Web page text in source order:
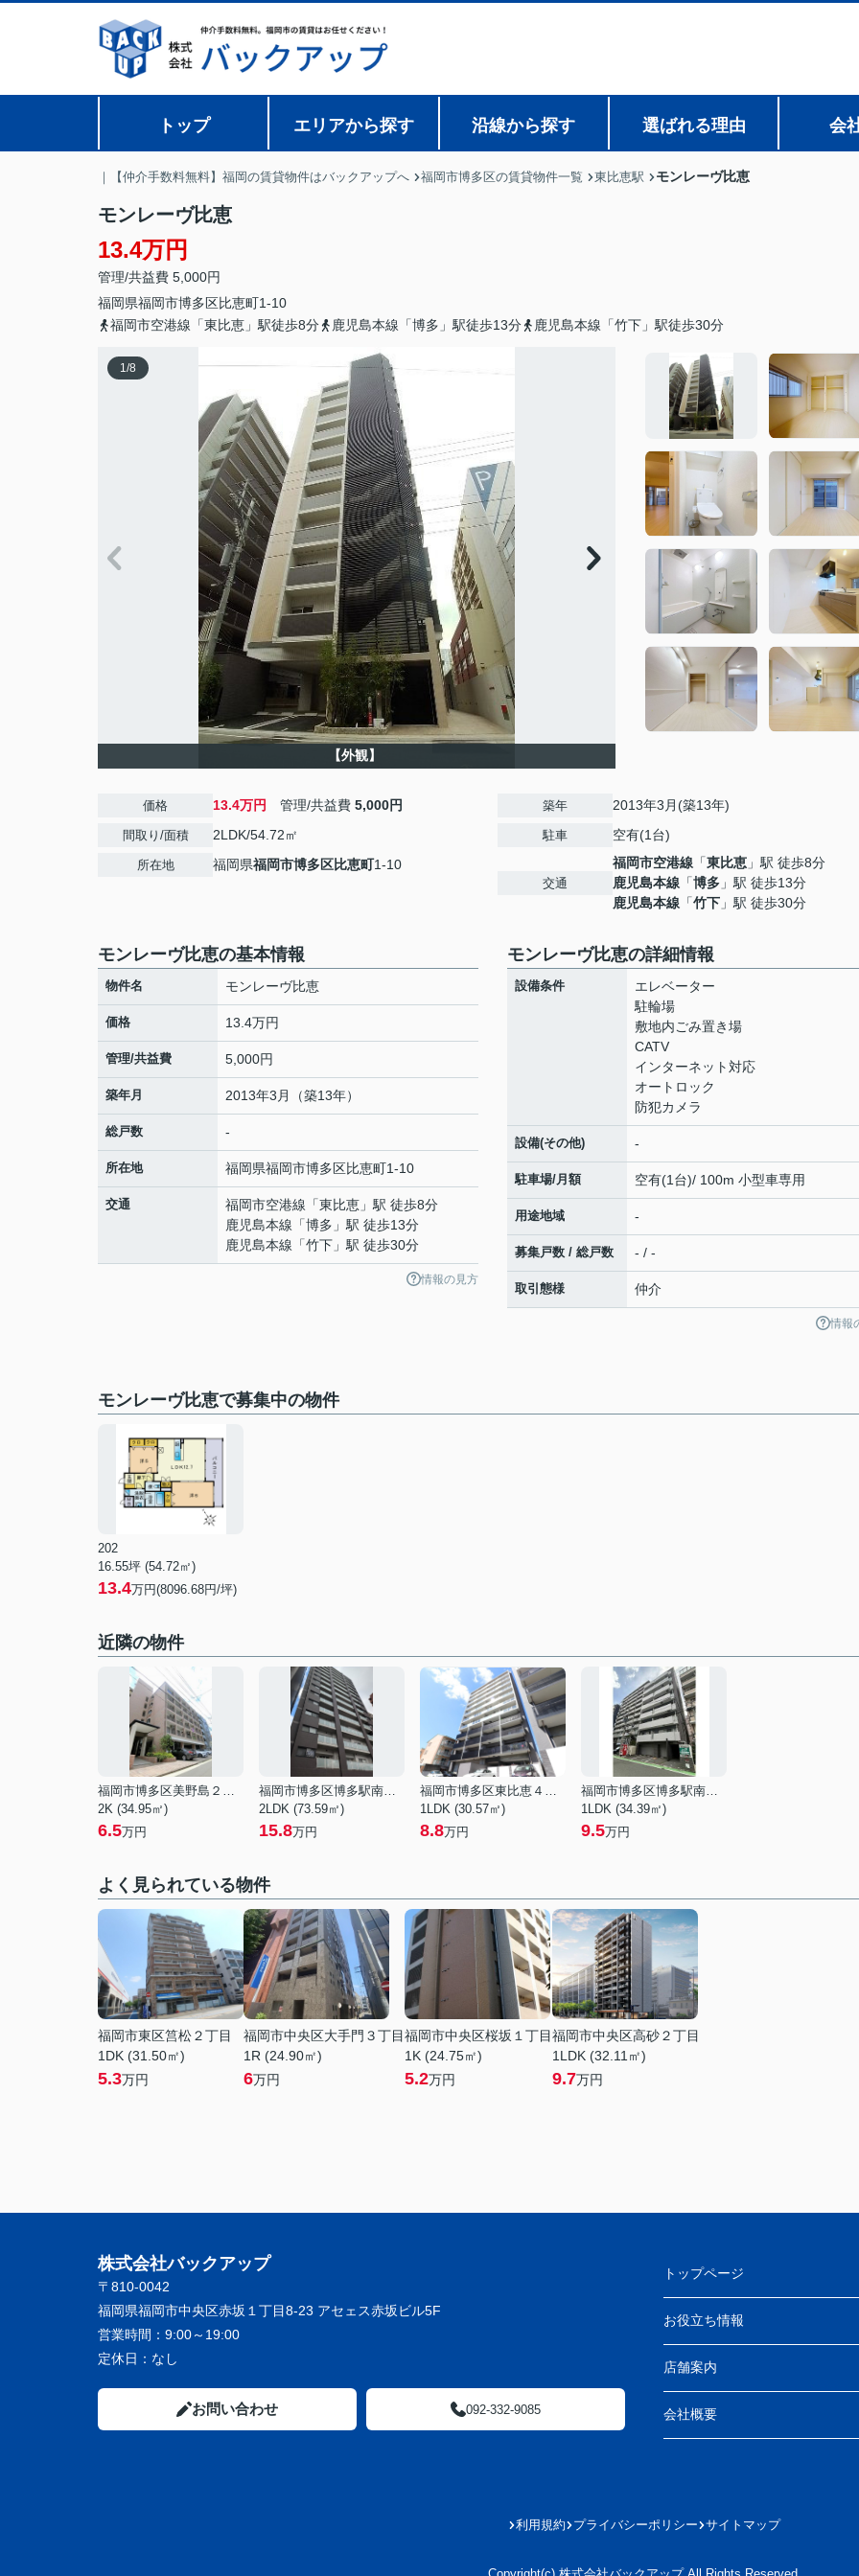
トップ エリアから探す 沿線から探す 選ばれる理由 会
｜【仲介手数料無料】福岡の賃貸物件はバックアップへ 福岡市博多区の賃貸物件一覧 東比恵駅 モンレーヴ比恵
モンレーヴ比恵
13.4万円
管理/共益費 5,000円
福岡県福岡市博多区比恵町1-10
福岡市空港線「東比恵」駅徒歩8分
鹿児島本線「博多」駅徒歩13分 鹿児島本線「竹下」駅徒歩30分
1/8
【外観】
価格 13.4万円 管理/共益費 5,000円
間取り/面積 2LDK/54.72㎡
所在地 福岡県福岡市博多区比恵町1-10
築年 2013年3月(築13年)
駐車 空有(1台)
交通
福岡市空港線 「東比恵 」駅 徒歩8分
鹿児島本線 「博多 」駅 徒歩13分
鹿児島本線 「竹下 」駅 徒歩30分
モンレーヴ比恵の基本情報
物件名 モンレーヴ比恵
価格 13.4万円
管理/共益費 5,000円
築年月 2013年3月（築13年）
総戸数 -
所在地 福岡県福岡市博多区比恵町1-10
交通 福岡市空港線 「東比恵 」駅 徒歩8分
鹿児島本線 「博多 」駅 徒歩13分
鹿児島本線 「竹下 」駅 徒歩30分
情報の見方
モンレーヴ比恵の詳細情報
設備条件
エレベーター
駐輪場
敷地内ごみ置き場
CATV
インターネット対応
オートロック
防犯カメラ
設備(その他) -
駐車場/月額 空有(1台)/ 100m 小型車専用
用途地域 -
募集戸数 / 総戸数 - / -
取引態様 仲介
情報
モンレーヴ比恵で募集中の物件
202
16.55坪 (54.72㎡)
13.4万円(8096.68円/坪)
近隣の物件
福岡市博多区美野島２丁目
2K (34.95㎡)
6.5万円
福岡市博多区博多駅南２丁目
2LDK (73.59㎡)
15.8万円
福岡市博多区東比恵４丁目
1LDK (30.57㎡)
8.8万円
福岡市博多区博多駅南３丁目
1LDK (34.39㎡)
9.5万円
よく見られている物件
福岡市東区筥松２丁目
1DK (31.50㎡)
5.3万円
福岡市中央区大手門３丁目
1R (24.90㎡)
6万円
福岡市中央区桜坂１丁目
1K (24.75㎡)
5.2万円
福岡市中央区高砂２丁目
1LDK (32.11㎡)
9.7万円
株式会社バックアップ
〒810-0042
福岡県福岡市中央区赤坂１丁目8-23 アセェス赤坂ビル5F
営業時間： 9:00～19:00
定休日： なし
お問い合わせ 092-332-9085
トップページ
お役立ち情報
店舗案内
会社概要
利用規約 プライバシーポリシー サイトマップ